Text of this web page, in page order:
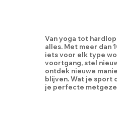
Van yoga tot
alles. Met meer dan
iets voor elk type
voortgang, stel
ontdek nieuwe
blijven. Wat je sport
je perfecte